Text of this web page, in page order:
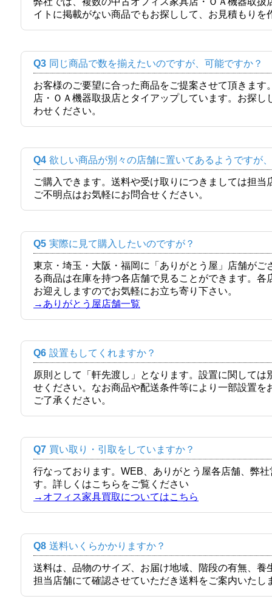
イトに掲載がない商品でもお探しして、お見積もりを
Q3 同じ商品で数を揃えたいのですが、可能ですか？
お客様のご要望に合った商品をご提案させて頂きま
店・ＯＡ機器取扱店とタイアップしています。お探
わせください。
Q4 欲しい商品が別々の店舗に置いてあるようですが
ご購入できます。送料や受け取りにつきましては担
ご不明点はお気軽にお問合せください。
Q5 実際に見て購入したいのですが？
東京・埼玉・大阪・福岡に「ありがとう屋」店舗が
る商品は在庫を持つ各店舗で見ることができます。
お迎えしますのでお気軽にお立ち寄り下さい。
→ありがとう屋店舗一覧
Q6 設置もしてくれますか？
原則として「軒先渡し」となります。設置に関して
せください。なお商品や配送条件等により一部設置
ご了承ください。
Q7 買い取り・引取をしていますか？
行なっております。WEB、ありがとう屋各店舗、弊
す。詳しくはこちらをご覧ください
→オフィス家具買取についてはこちら
Q8 送料いくらかかりますか？
送料は、品物のサイズ、お届け地域、階段の有無、
担当店舗にて確認させていただき送料をご案内いたし